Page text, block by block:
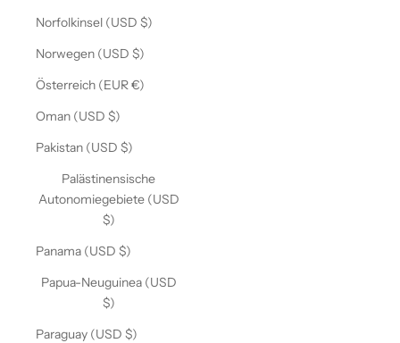
Norfolkinsel (USD $)
Norwegen (USD $)
Österreich (EUR €)
Oman (USD $)
Pakistan (USD $)
Palästinensische
Autonomiegebiete (USD
$)
Panama (USD $)
Papua-Neuguinea (USD
$)
Paraguay (USD $)